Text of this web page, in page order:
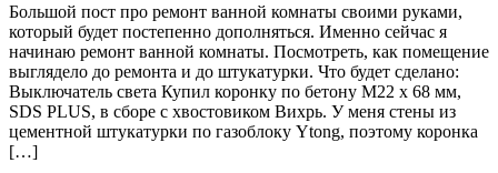
Большой пост про ремонт ванной комнаты своими руками,
который будет постепенно дополняться. Именно сейчас я
начинаю ремонт ванной комнаты. Посмотреть, как помещение
выглядело до ремонта и до штукатурки. Что будет сделано:
Выключатель света Купил коронку по бетону М22 х 68 мм,
SDS PLUS, в сборе с хвостовиком Вихрь. У меня стены из
цементной штукатурки по газоблоку Ytong, поэтому коронка
[…]